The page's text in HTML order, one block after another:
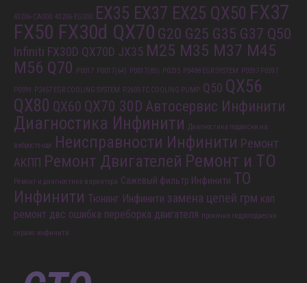
43206-CA000 43206-EG000 EX35 EX37 EX25 QX50 FX37
FX50 FX30d QX70 G20 G25 G35 G37 Q50
Infiniti FX30D QX70D JX35 M25 M35 M37 M45
M56 Q70
P0017 P0017(64) P0017(85) P0235 P0488 EGR SYSTEM P0597 P0597
P0599 P2457 EGR COOLING SYSTEM P2600 TC COOLING PUMP Q50 QX56
QX80 QX60 QX70 30D Автосервис Инфинити
Диагностика Инфинити Диагностика подвески на
вибростенде Неисправности Инфинити Ремонт
АКПП Ремонт Двигателей Ремонт и ТО
Ремонт и диагностика вариатора Сажевый фильтр Инфинити ТО
Инфинити Тюнинг Инфинити замена цепей грм кап
ремонт двс ошибка переборка двигателя прокачка гидроподвески
сервис инфинити